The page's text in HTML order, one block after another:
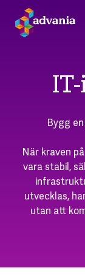
Bygg
När kraven
vara stabil,
utvecklas,
utan att